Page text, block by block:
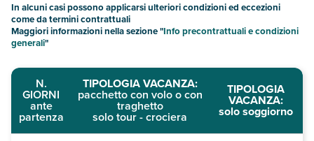
In alcuni casi possono applicarsi ulteriori condizioni ed eccezioni
come da termini contrattuali
Maggiori informazioni nella sezione "Info precontrattuali e condizioni
generali"
N.
GIORNI
ante
partenza
TIPOLOGIA VACANZA:
pacchetto con volo o con
traghetto
solo tour - crociera
TIPOLOGIA
VACANZA:
solo soggiorno